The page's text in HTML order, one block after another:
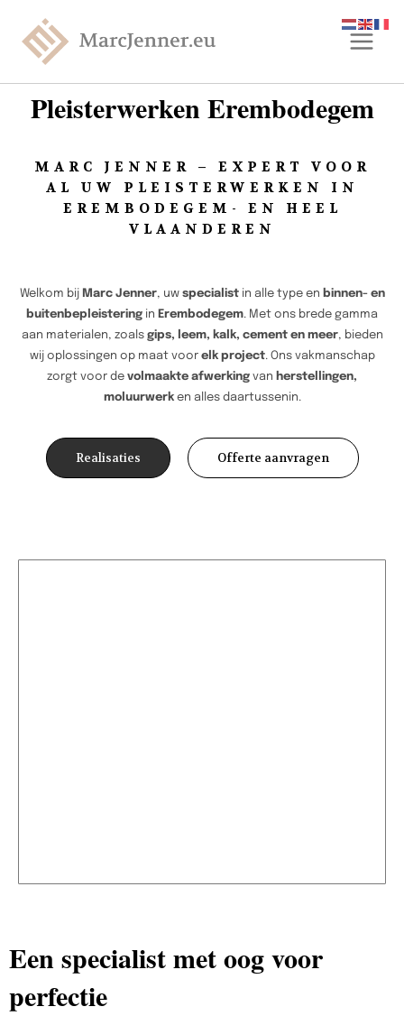
Pleisterwerken Erembodegem
MARC JENNER – EXPERT VOOR
AL UW PLEISTERWERKEN IN
EREMBODEGEM- EN HEEL
VLAANDEREN
Welkom bij Marc Jenner, uw specialistin alle type en binnen- en
buitenbepleistering in Erembodegem. Met ons brede gamma
aan materialen, zoals gips, leem, kalk, cement en meer, bieden
wij oplossingen op maat voor elk project. Ons vakmanschap
zorgt voor de volmaakte afwerking van herstellingen,
moluurwerken alles daartussenin.
Realisaties Offerte aanvragen
Een specialist met oog voor
perfectie